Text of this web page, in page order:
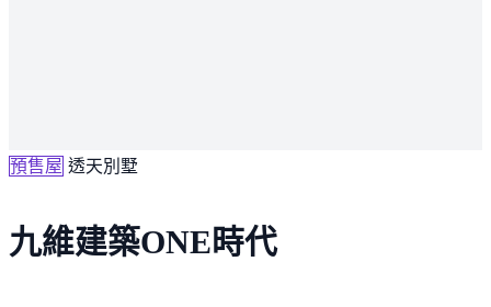
預售屋 透天別墅
九維建築ONE時代